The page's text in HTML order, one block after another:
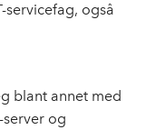
servicefag, også
blant annet med
og